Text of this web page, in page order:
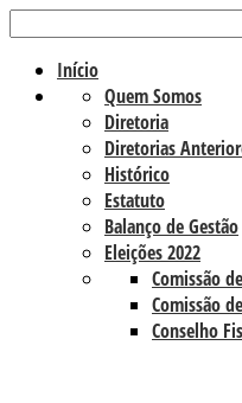
Início
Quem Somos
Diretoria
Diretorias
Histórico
Estatuto
Balanço de Gestão
Eleições 2022
Comissão
Comissão
Conselho